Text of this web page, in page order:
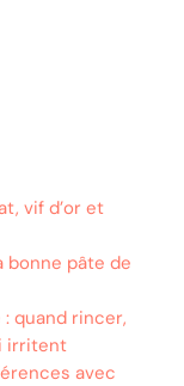
vif d’or et
bonne pâte de
quand rincer,
irritent
avec